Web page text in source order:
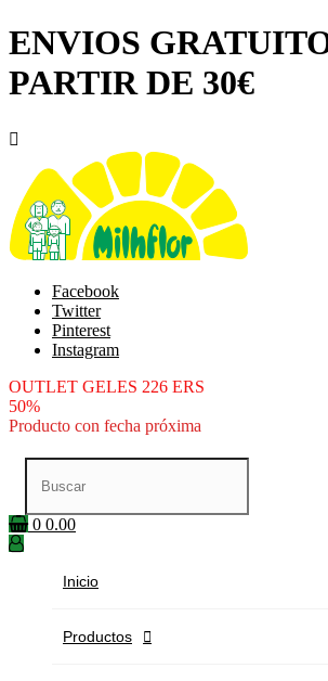
ENVIOS
PARTIR DE 30€

Facebook
Twitter
Pinterest
Instagram
OUTLET GELES 226 ERS
50%
Producto con fecha próxima
0 0.00
Inicio
Productos 